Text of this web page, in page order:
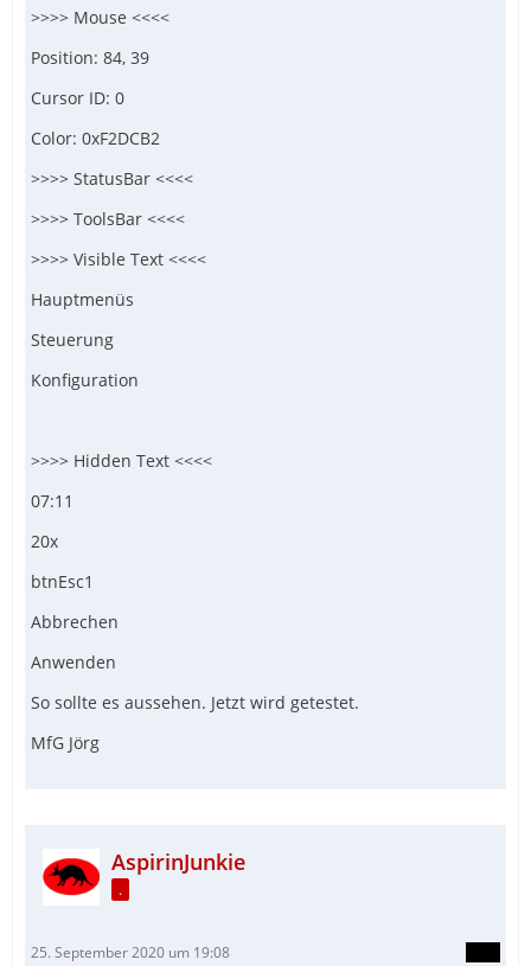
>>>> Mouse <<<<
Position: 84, 39
Cursor ID: 0
Color: 0xF2DCB2
>>>> StatusBar <<<<
>>>> ToolsBar <<<<
>>>> Visible Text <<<<
Hauptmenüs
Steuerung
Konfiguration
>>>> Hidden Text <<<<
07:11
20x
btnEsc1
Abbrechen
Anwenden
So sollte es aussehen. Jetzt wird getestet.
MfG Jörg
AspirinJunkie
.
25. September 2020 um 19:08